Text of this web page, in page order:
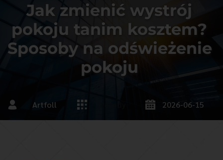
Jak zmienić wystrój
pokoju tanim kosztem?
Sposoby na odświeżenie
pokoju
Artfoll 2026-06-15